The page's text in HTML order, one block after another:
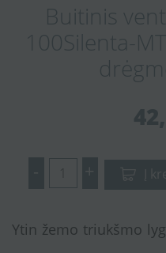
Buitinis
100Silenta-
- + Į
Ytin žemo triukšmo